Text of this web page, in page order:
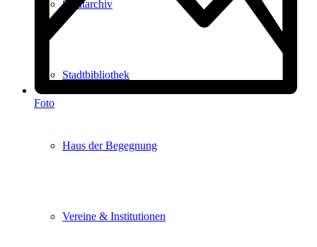
Stadtarchiv
Stadtbibliothek
Haus der Begegnung
Vereine & Institutionen
Foto